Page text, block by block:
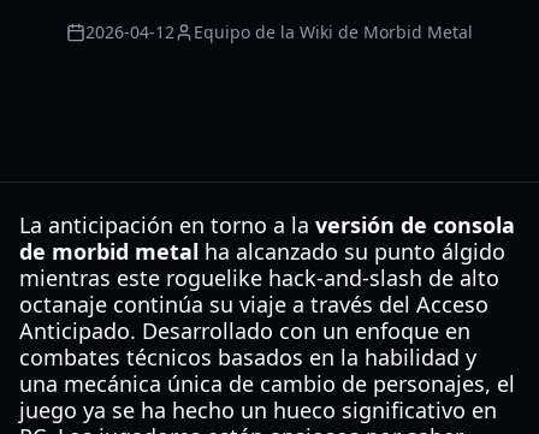
2026-04-12 Equipo de la Wiki de Morbid Metal
La anticipación en torno a la versión de consola
de morbid metal ha alcanzado su punto álgido
mientras este roguelike hack-and-slash de alto
octanaje continúa su viaje a través del Acceso
Anticipado. Desarrollado con un enfoque en
combates técnicos basados en la habilidad y
una mecánica única de cambio de personajes, el
juego ya se ha hecho un hueco significativo en